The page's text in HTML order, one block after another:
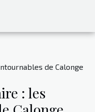
de Calonge
: les